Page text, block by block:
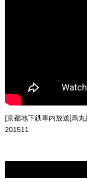
[京都地下鉄車内放送]烏
201511